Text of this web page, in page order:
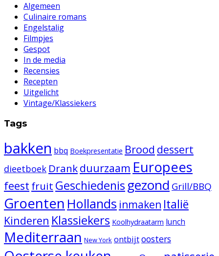
Algemeen
Culinaire romans
Engelstalig
Filmpjes
Gespot
In de media
Recensies
Recepten
Uitgelicht
Vintage/Klassiekers
Tags
bakken bbq Boekpresentatie Brood dessert
dieetboek Drankduurzaam Europees
feest fruit Geschiedenis gezond Grill/BBQ
Groenten Hollands inmaken Italië
Kinderen Klassiekers Koolhydraatarm lunch
Mediterraan New York ontbijtoosters